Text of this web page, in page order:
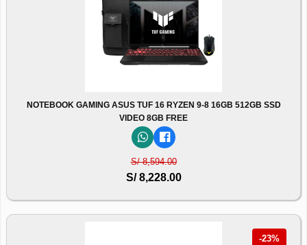
NOTEBOOK GAMING ASUS TUF 16 RYZEN 9-8 16GB 512GB SSD
VIDEO 8GB FREE
S/ 8,594.00
S/ 8,228.00
-23%